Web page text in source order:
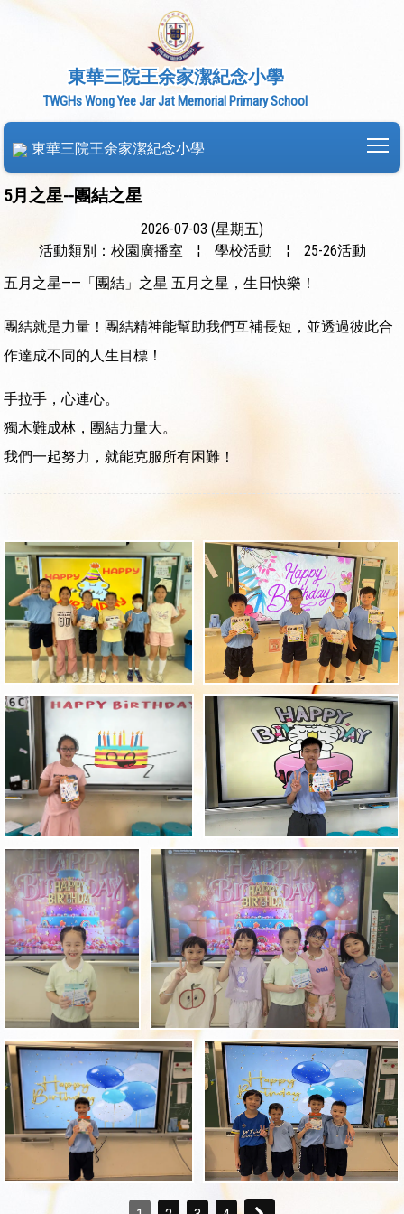
東華三院王余家潔紀念小學
TWGHs Wong Yee Jar Jat Memorial Primary School
東華三院王余家潔紀念小學
5月之星--團結之星
2026-07-03 (星期五)
活動類別：校園廣播室
¦ 學校活動 ¦
25-26活動
五月之星——「團結」之星 五月之星，生日快樂！
團結就是力量！團結精神能幫助我們互補長短，並透過彼此合
作達成不同的人生目標！
手拉手，心連心。
獨木難成林，團結力量大。
我們一起努力，就能克服所有困難！